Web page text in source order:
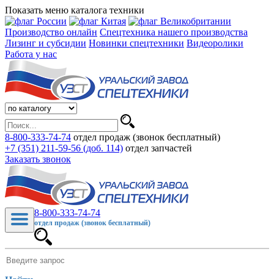
Показать меню каталога техники
Производство онлайн Спецтехника нашего производства
Лизинг и субсидии Новинки спецтехники Видеоролики
Работа у нас
8-800-333-74-74 отдел продаж (звонок бесплатный)
+7 (351) 211-59-56 (доб. 114) отдел запчастей
Заказать звонок
8-800-333-74-74
отдел продаж (звонок бесплатный)